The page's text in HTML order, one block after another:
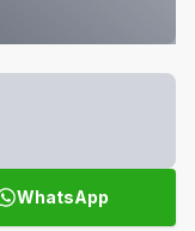
WhatsApp